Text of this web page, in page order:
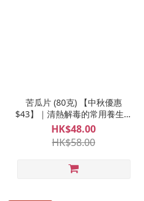
苦瓜片 (80克) 【中秋優惠
$43】｜清熱解毒的常用養生花
茶 (每兩 $22.5)
HK$48.00
HK$58.00